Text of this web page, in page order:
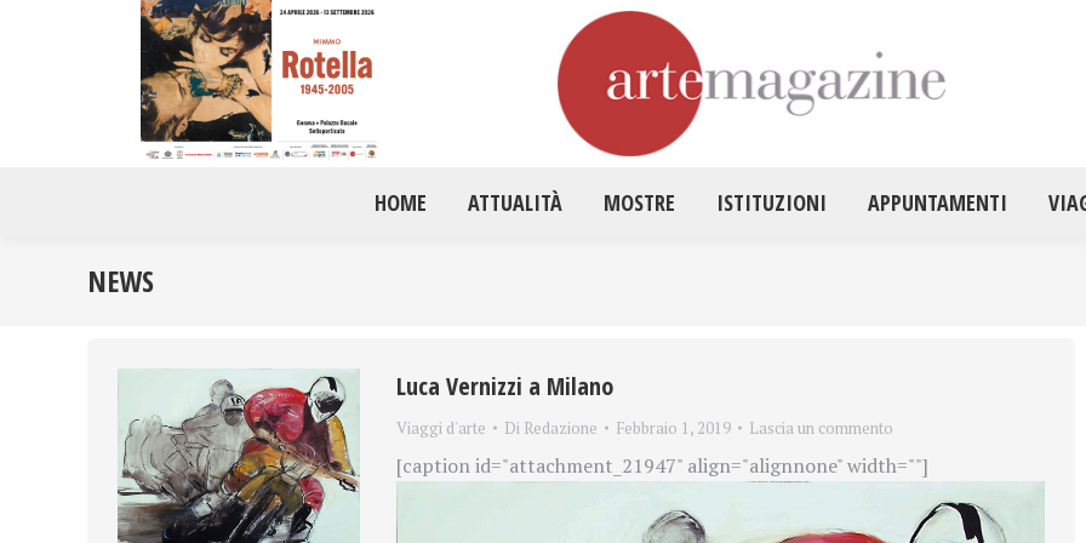
HOME ATTUALITÀ MOSTRE ISTITUZIONI APPUNTAMENTI
NEWS
Luca Vernizzi a Milano
Viaggi d'arte Di Redazione Febbraio 1, 2019 Lascia un commento
[caption id="attachment_21947" align="alignnone" width=""]
HOME